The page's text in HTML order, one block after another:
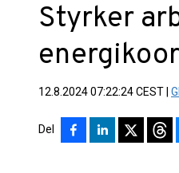
Styrker
12.8.2024 07:22:24 CEST
Del